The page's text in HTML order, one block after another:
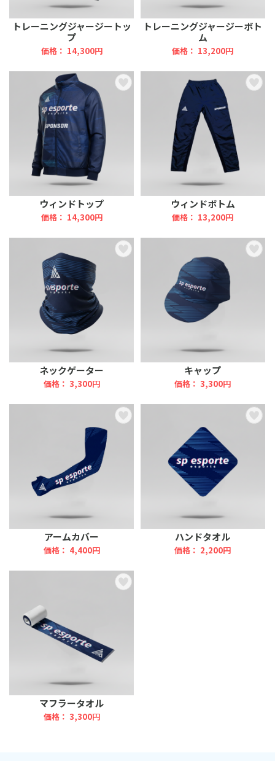
トレーニングジャージートッ
プ
価格： 14,300円
トレーニングジャージーボト
ム
価格： 13,200円
ウィンドトップ
価格： 14,300円
ウィンドボトム
価格： 13,200円
ネックゲーター
価格： 3,300円
キャップ
価格： 3,300円
アームカバー
価格： 4,400円
ハンドタオル
価格： 2,200円
マフラータオル
価格： 3,300円